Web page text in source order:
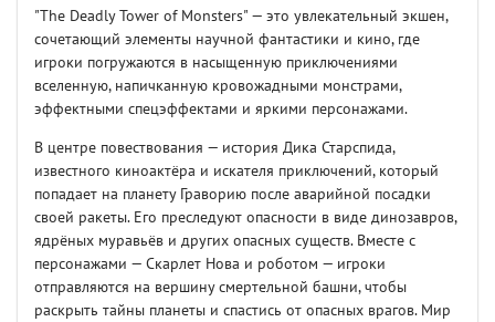
"The Deadly Tower of Monsters" — это увлекательный экшен,
сочетающий элементы научной фантастики и кино, где
игроки погружаются в насыщенную приключениями
вселенную, напичканную кровожадными монстрами,
эффектными спецэффектами и яркими персонажами.
В центре повествования — история Дика Старспида,
известного киноактёра и искателя приключений, который
попадает на планету Граворию после аварийной посадки
своей ракеты. Его преследуют опасности в виде динозавров,
ядрёных муравьёв и других опасных существ. Вместе с
персонажами — Скарлет Нова и роботом — игроки
отправляются на вершину смертельной башни, чтобы
раскрыть тайны планеты и спастись от опасных врагов. Мир